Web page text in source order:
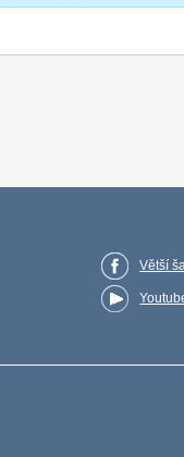
Větší